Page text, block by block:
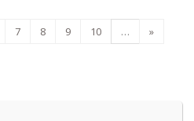
7 8 9 10 …
»